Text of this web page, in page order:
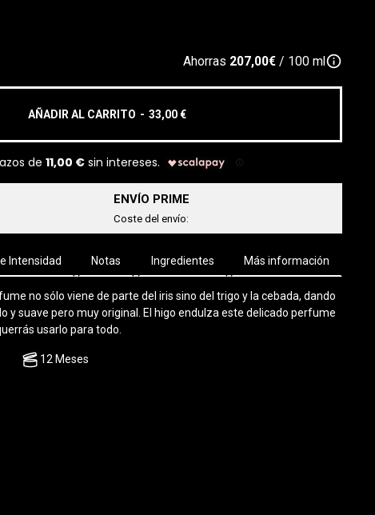
Ahorras 207,00€ / 100 mlinfo_outline
AÑADIR AL CARRITO - 33,00 €
ENVÍO PRIME
Coste del envío:
Intensidad Notas Ingredientes Más información
no sólo viene de parte del iris sino del trigo y la cebada, dando
y suave pero muy original. El higo endulza este delicado perfume
usarlo para todo.
12 Meses